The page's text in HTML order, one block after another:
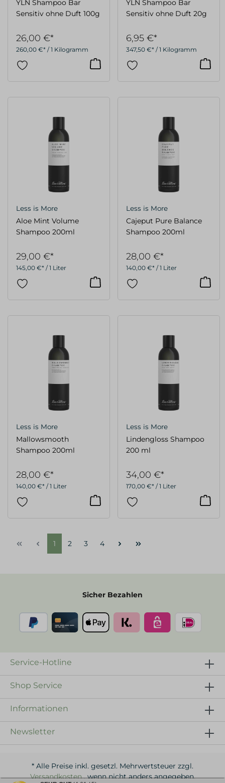
YLN Shampoo Bar
Sensitiv ohne Duft 100g
260,00 €* / 1 Kilogramm
26,00 €*
YLN Shampoo Bar
Sensitiv ohne Duft 20g
347,50 €* / 1 Kilogramm
6,95 €*
Less is More
Aloe Mint Volume
Shampoo 200ml
145,00 €* / 1 Liter
29,00 €*
Less is More
Cajeput Pure Balance
Shampoo 200ml
140,00 €* / 1 Liter
28,00 €*
Less is More
Mallowsmooth
Shampoo 200ml
140,00 €* / 1 Liter
28,00 €*
Less is More
Lindengloss Shampoo
200 ml
170,00 €* / 1 Liter
34,00 €*
1 2 3 4
Sicher Bezahlen
Service-Hotline
Shop Service
Informationen
Newsletter
* Alle Preise inkl. gesetzl. Mehrwertsteuer zzgl.
Versandkosten, wenn nicht anders angegeben.